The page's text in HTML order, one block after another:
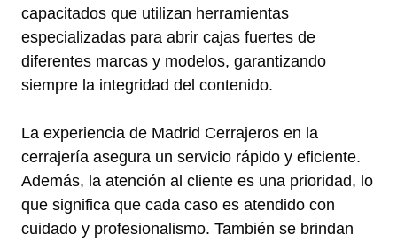
capacitados que utilizan herramientas
especializadas para abrir cajas fuertes de
diferentes marcas y modelos, garantizando
siempre la integridad del contenido.
La experiencia de Madrid Cerrajeros en la
cerrajería asegura un servicio rápido y eficiente.
Además, la atención al cliente es una prioridad, lo
que significa que cada caso es atendido con
cuidado y profesionalismo. También se brindan